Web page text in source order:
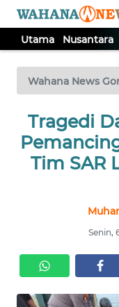
Utama Nusantara
Wahana News
Tragedi
Tim SAR
Senin,
TV
Tutup
UTAMA
NUSANTARA
SERBI
OPINI